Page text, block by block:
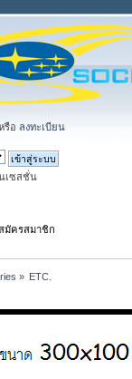
รือ ลงทะเบียน
เซสชั่น
มัครสมาชิก
» ETC.